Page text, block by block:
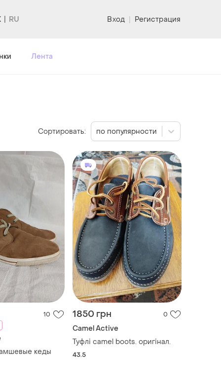
Вход | Регистрация
Лента
10
кеды
1850 грн 0
Camel Active
Туфлі camel boots. оригінал.
43.5
Сортировать: по популярности